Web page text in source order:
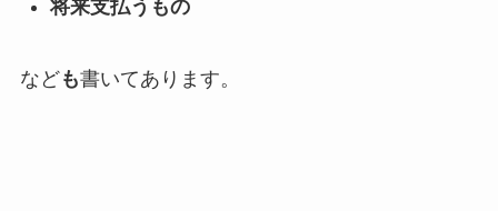
将来支払うもの
なども書いてあります。